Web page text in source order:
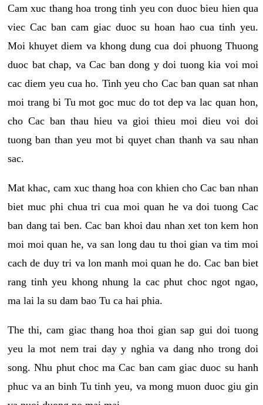
Cam xuc thang hoa trong tinh yeu con duoc bieu hien qua
viec Cac ban cam giac duoc su hoan hao cua tinh yeu.
Moi khuyet diem va khong dung cua doi phuong Thuong
duoc bat chap, va Cac ban dong y doi tuong kia voi moi
cac diem yeu cua ho. Tinh yeu cho Cac ban quan sat nhan
moi trang bi Tu mot goc muc do tot dep va lac quan hon,
cho Cac ban thau hieu va gioi thieu moi dieu voi doi
tuong ban than yeu mot bi quyet chan thanh va sau nhan
sac.
Mat khac, cam xuc thang hoa con khien cho Cac ban nhan
biet muc phi chua tri cua moi quan he va doi tuong Cac
ban dang tai ben. Cac ban khoi dau nhan xet ton kem hon
moi moi quan he, va san long dau tu thoi gian va tim moi
cach de duy tri va lon manh moi quan he do. Cac ban biet
rang tinh yeu khong nhung la cac phut choc ngot ngao,
ma lai la su dam bao Tu ca hai phia.
The thi, cam giac thang hoa thoi gian sap gui doi tuong
yeu la mot nem trai day y nghia va dang nho trong doi
song. Nhu phut choc ma Cac ban cam giac duoc su hanh
phuc va an binh Tu tinh yeu, va mong muon duoc giu gin